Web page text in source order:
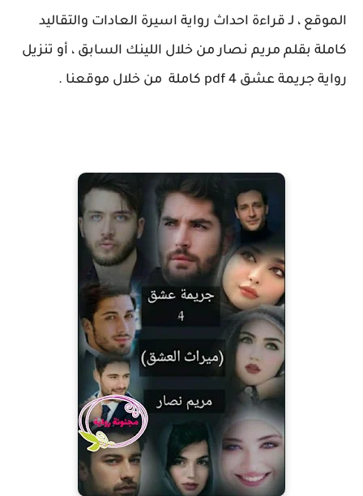
الموقع ، لـ قراءة احداث رواية اسيرة العادات والتقاليد
كاملة بقلم مريم نصار من خلال اللينك السابق ، أو تنزيل
رواية جريمة عشق 4 pdf كاملة من خلال موقعنا .